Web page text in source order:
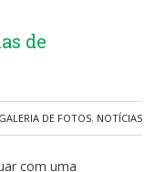
de
GALERIA DE FOTOS, NOTÍCIAS
com uma